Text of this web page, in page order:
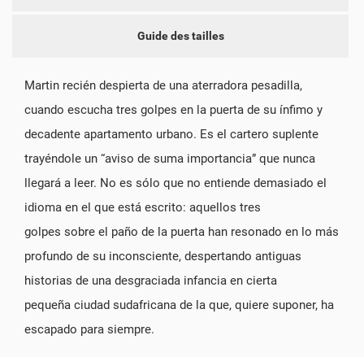
Guide des tailles
Martin recién despierta de una aterradora pesadilla,
cuando escucha tres golpes en la puerta de su ínfimo y
decadente apartamento urbano. Es el cartero suplente
trayéndole un “aviso de suma importancia” que nunca
llegará a leer. No es sólo que no entiende demasiado el
idioma en el que está escrito: aquellos tres
golpes sobre el paño de la puerta han resonado en lo más
profundo de su inconsciente, despertando antiguas
historias de una desgraciada infancia en cierta
pequeña ciudad sudafricana de la que, quiere suponer, ha
escapado para siempre.